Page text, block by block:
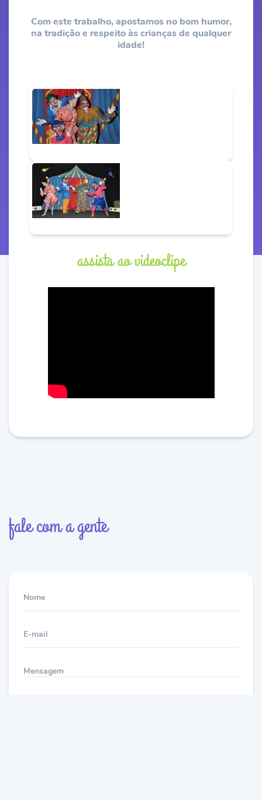
Com este trabalho, apostamos no bom humor,
na tradição e respeito às crianças de qualquer
idade!
assista ao videoclipe
fale com a gente
Nome
E-mail
Mensagem